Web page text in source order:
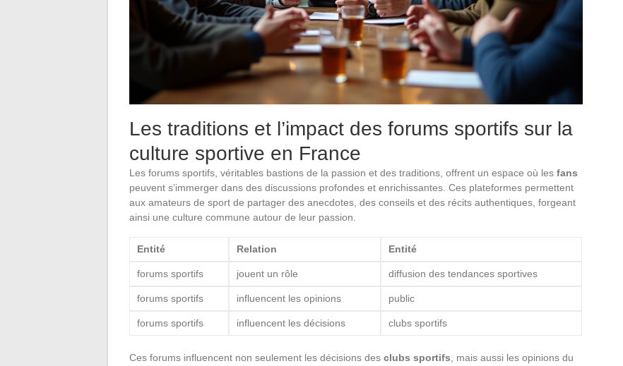
Les traditions et l’impact des forums sportifs sur la
culture sportive en France
Les forums sportifs, véritables bastions de la passion et des traditions, offrent un espace où les fans
peuvent s’immerger dans des discussions profondes et enrichissantes. Ces plateformes permettent
aux amateurs de sport de partager des anecdotes, des conseils et des récits authentiques, forgeant
ainsi une culture commune autour de leur passion.
Entité Relation Entité
forums sportifs jouent un rôle diffusion des tendances sportives
forums sportifs influencent les opinions public
forums sportifs influencent les décisions clubs sportifs
Ces forums influencent non seulement les décisions des clubs sportifs , mais aussi les opinions du